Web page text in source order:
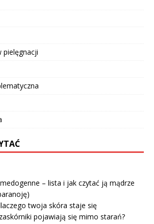
pielęgnacji
– lista i jak czytać ją mądrze
twoja skóra staje się
pojawiają się mimo starań?